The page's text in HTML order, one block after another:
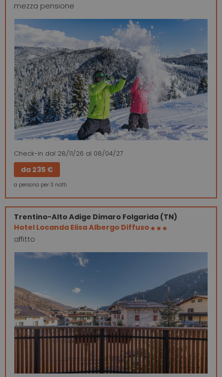
mezza pensione
Check-in dal 28/11/26 al 08/04/27
da 235 €
a persona per 3 notti
Trentino-Alto Adige Dimaro Folgarida (TN)
Hotel Locanda Elisa Albergo Diffuso
affitto